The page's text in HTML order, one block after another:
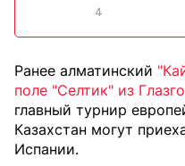
4
Ранее алматинский
поле "Селтик" из Глазго
главный турнир
Казахстан могут
Испании.